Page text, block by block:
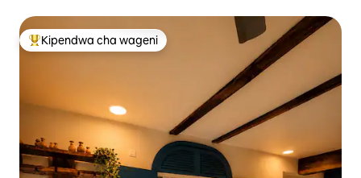
Kipendwa maarufu cha wageni
Kipendwa cha wageni